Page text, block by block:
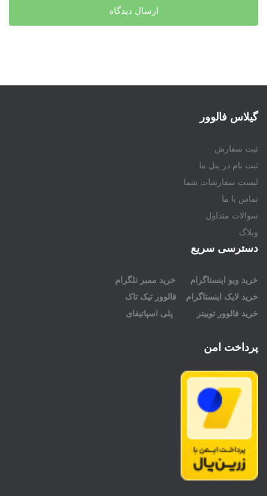
گیلاس فالوور
ثبت سفارش
ثبت نام در پنل ما
لیست سفارشات شما
تماس با ما
سوالات متداول
وبلاگ
دسترسی سریع
خرید ویو اینستاگرام
خرید ممبر تلگرام
خرید لایک اینستاگرام
فالوور تیک تاک
خرید فالوور توییتر
پلی اسپاتیفای
پرداخت امن